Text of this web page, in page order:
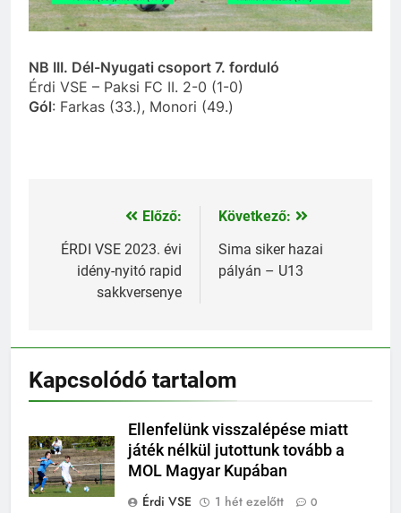
NB III. Dél-Nyugati csoport 7. forduló
Érdi VSE – Paksi FC II. 2-0 (1-0)
Gól: Farkas (33.), Monori (49.)
Bejegyzés
navigáció
Előző:
ÉRDI VSE 2023. évi
idény-nyitó rapid
sakkversenye
Következő:
Sima siker hazai
pályán – U13
Kapcsolódó tartalom
Ellenfelünk visszalépése miatt
játék nélkül jutottunk tovább a
MOL Magyar Kupában
Érdi VSE
1 hét ezelőtt 0